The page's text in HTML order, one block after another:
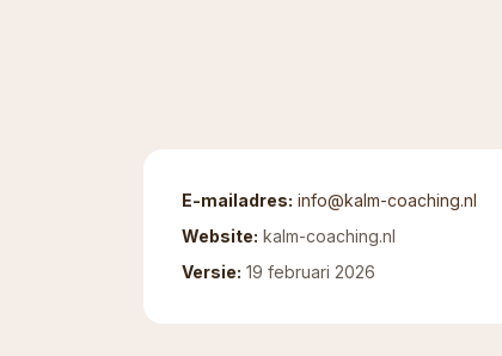
E-mailadres: info@kalm-coaching.nl
Website: kalm-coaching.nl
Versie: 19 februari 2026